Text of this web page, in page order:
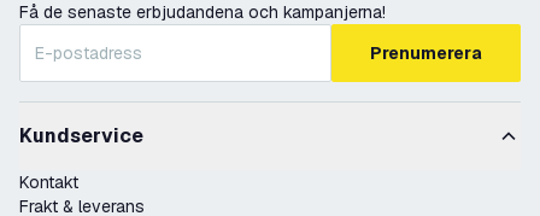
Få de senaste erbjudandena och kampanjerna!
Prenumerera
Kundservice
Kontakt
Frakt & leverans